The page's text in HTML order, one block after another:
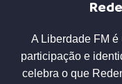
A Liberdade FM
participação e
celebra o que